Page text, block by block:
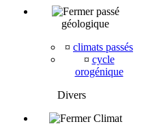
passé
géologique
¤ climats passés
¤ cycle
orogénique
Divers
Climat